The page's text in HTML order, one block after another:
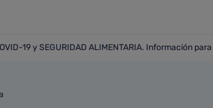
19 y SEGURIDAD ALIMENTARIA. Información
19 y SEGURIDAD ALIMENTARIA. Información